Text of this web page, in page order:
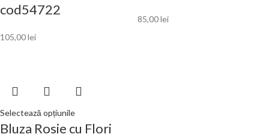
cod54722
105,00lei
85,00lei
Selectează opțiunile
Bluza Rosie cu Flori